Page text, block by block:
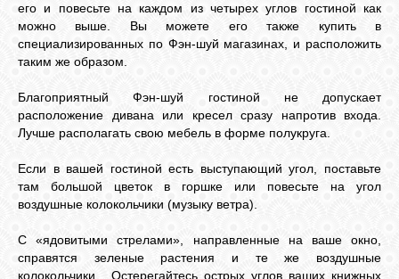
его и повесьте на каждом из четырех углов гостиной как
можно выше. Вы можете его также купить в
специализированных по Фэн-шуй магазинах, и расположить
таким же образом.
Благоприятный Фэн-шуй гостиной не допускает
расположение дивана или кресел сразу напротив входа.
Лучше располагать свою мебель в форме полукруга.
Если в вашей гостиной есть выступающий угол, поставьте
там большой цветок в горшке или повесьте на угол
воздушные колокольчики (музыку ветра).
С «ядовитыми стрелами», направленные на ваше окно,
справятся зеленые растения и те же воздушные
колокольчики. Остерегайтесь острых углов ваших книжных